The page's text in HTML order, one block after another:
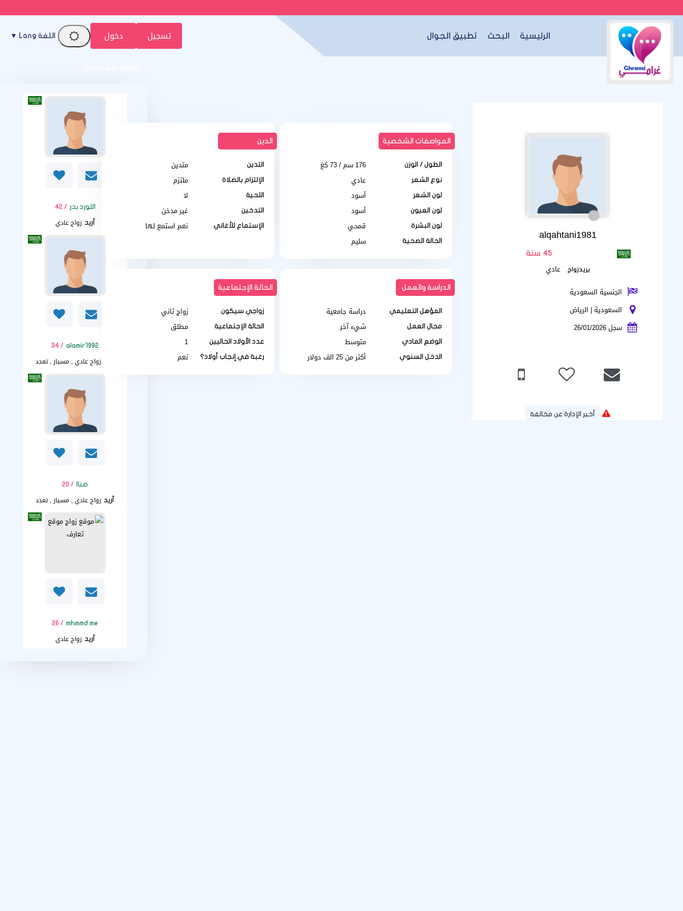
الرئيسية البحث تطبيق الجوال تسجيل دخول اللغة Lang ▼
alqahtani1981
45 سنة
يريدزواج
عادي
الجنسية السعودية
السعودية | الرياض
سجل 26/01/2026
أخبر الإدارة عن مخالفة
المواصفات الشخصية
الطول / الوزن 176 سم / 73 كغ
نوع الشعر عادي
لون الشعر أسود
لون العيون أسود
لون البشرة قمحي
الحالة الصحية سليم
الدين
التدين متدين
الإلتزام بالصلاة ملتزم
اللحية لا
التدخين غير مدخن
الإستماع للأغاني نعم استمع لها
الدراسة والعمل
المؤهل التعليمي دراسة جامعية
مجال العمل شيء آخر
الوضع المادي متوسط
الدخل السنوي أكتر من 25 الف دولار
الحالة الإجتماعية
زواجي سيكون زواج ثاني
الحالة الإجتماعية مطلق
عدد الأولاد الحاليين 1
رغبة في إنجاب أولاد؟ نعم
اللورد بدر / 42
أريد زواج عادي
alamir1992
/ 34
زواج عادي , مسيار , تعدد
صناا / 20
أريد زواج عادي , مسيار , تعدد
mhmmd me
/ 26
أريد زواج عادي